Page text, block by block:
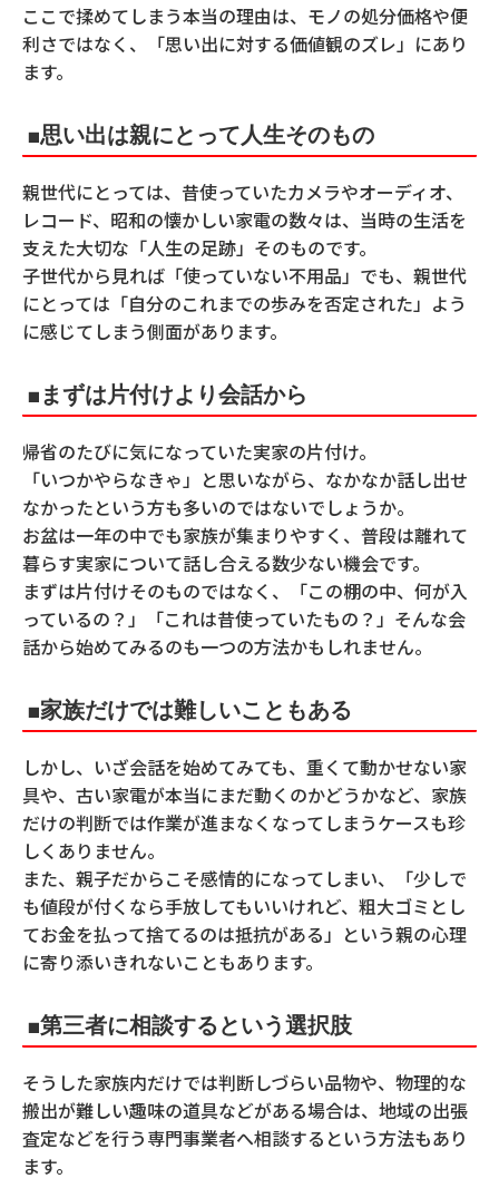
ここで揉めてしまう本当の理由は、モノの処分価格や便
利さではなく、「思い出に対する価値観のズレ」にあり
ます。
■思い出は親にとって人生そのもの
親世代にとっては、昔使っていたカメラやオーディオ、
レコード、昭和の懐かしい家電の数々は、当時の生活を
支えた大切な「人生の足跡」そのものです。
子世代から見れば「使っていない不用品」でも、親世代
にとっては「自分のこれまでの歩みを否定された」よう
に感じてしまう側面があります。
■まずは片付けより会話から
帰省のたびに気になっていた実家の片付け。
「いつかやらなきゃ」と思いながら、なかなか話し出せ
なかったという方も多いのではないでしょうか。
お盆は一年の中でも家族が集まりやすく、普段は離れて
暮らす実家について話し合える数少ない機会です。
まずは片付けそのものではなく、「この棚の中、何が入
っているの？」「これは昔使っていたもの？」そんな会
話から始めてみるのも一つの方法かもしれません。
■家族だけでは難しいこともある
しかし、いざ会話を始めてみても、重くて動かせない家
具や、古い家電が本当にまだ動くのかどうかなど、家族
だけの判断では作業が進まなくなってしまうケースも珍
しくありません。
また、親子だからこそ感情的になってしまい、「少しで
も値段が付くなら手放してもいいけれど、粗大ゴミとし
てお金を払って捨てるのは抵抗がある」という親の心理
に寄り添いきれないこともあります。
■第三者に相談するという選択肢
そうした家族内だけでは判断しづらい品物や、物理的な
搬出が難しい趣味の道具などがある場合は、地域の出張
査定などを行う専門事業者へ相談するという方法もあり
ます。